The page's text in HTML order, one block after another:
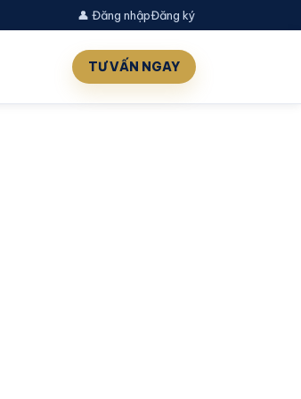
👤 Đăng nhậpĐăng ký
TƯ VẤN NGAY